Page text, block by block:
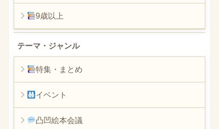
9歳以上
テーマ・ジャンル
特集・まとめ
イベント
凸凹絵本会議